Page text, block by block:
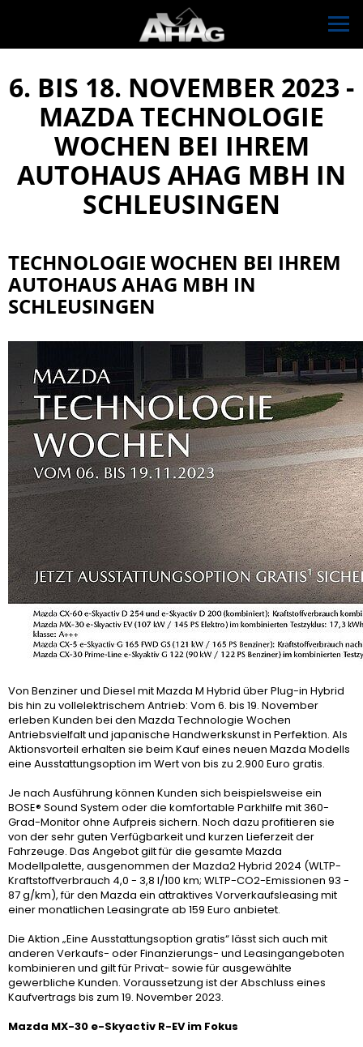
6. BIS 18. NOVEMBER 2023 -
MAZDA TECHNOLOGIE
WOCHEN BEI IHREM
AUTOHAUS AHAG MBH IN
SCHLEUSINGEN
TECHNOLOGIE WOCHEN BEI IHREM
AUTOHAUS AHAG MBH IN
SCHLEUSINGEN
Von Benziner und Diesel mit Mazda M Hybrid über Plug-in Hybrid
bis hin zu vollelektrischem Antrieb: Vom 6. bis 19. November
erleben Kunden bei den Mazda Technologie Wochen
Antriebsvielfalt und japanische Handwerkskunst in Perfektion. Als
Aktionsvorteil erhalten sie beim Kauf eines neuen Mazda Modells
eine Ausstattungsoption im Wert von bis zu 2.900 Euro gratis.
Je nach Ausführung können Kunden sich beispielsweise ein
BOSE® Sound System oder die komfortable Parkhilfe mit 360-
Grad-Monitor ohne Aufpreis sichern. Noch dazu profitieren sie
von der sehr guten Verfügbarkeit und kurzen Lieferzeit der
Fahrzeuge. Das Angebot gilt für die gesamte Mazda
Modellpalette, ausgenommen der Mazda2 Hybrid 2024 (WLTP-
Kraftstoffverbrauch 4,0 - 3,8 l/100 km; WLTP-CO2-Emissionen 93 -
87 g/km), für den Mazda ein attraktives Vorverkaufsleasing mit
einer monatlichen Leasingrate ab 159 Euro anbietet.
Die Aktion „Eine Ausstattungsoption gratis“ lässt sich auch mit
anderen Verkaufs- oder Finanzierungs- und Leasingangeboten
kombinieren und gilt für Privat- sowie für ausgewählte
gewerbliche Kunden. Voraussetzung ist der Abschluss eines
Kaufvertrags bis zum 19. November 2023.
Mazda MX-30 e-Skyactiv R-EV im Fokus